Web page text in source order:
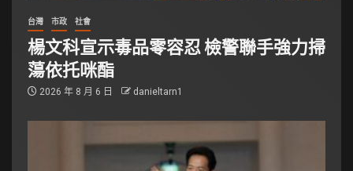
台灣 市政 社會
楊文科宣示毒品零容忍 檢警聯手強力掃
蕩依托咪酯
2026 年 8 月 6 日 danieltarn1